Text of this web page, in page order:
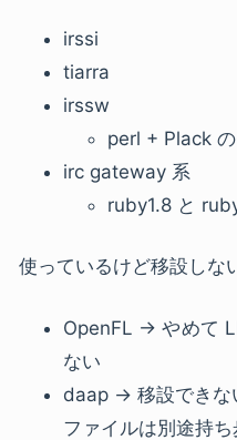
irssi
tiarra
irssw
perl + Plack
irc gateway 系
ruby1.8 と
使っているけど移設しな
OpenFL → やめて
ない
daap → 移設できな
ファイルは別途持ち